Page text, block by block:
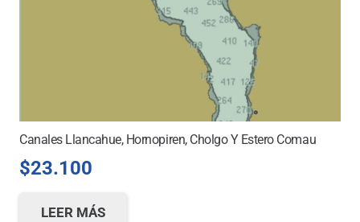
Canales Llancahue, Hornopiren, Cholgo Y Estero Comau
$23.100
LEER MÁS